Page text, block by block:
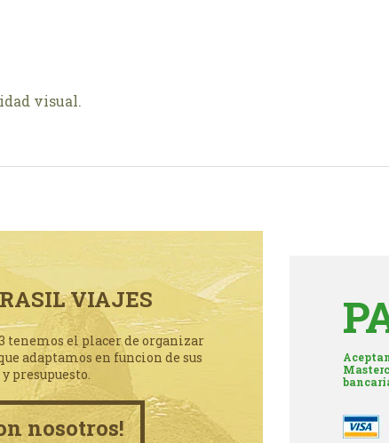
visual.
VIAJES
tenemos el placer de organizar
adaptamos en funcion de sus
presupuesto.
nosotros!